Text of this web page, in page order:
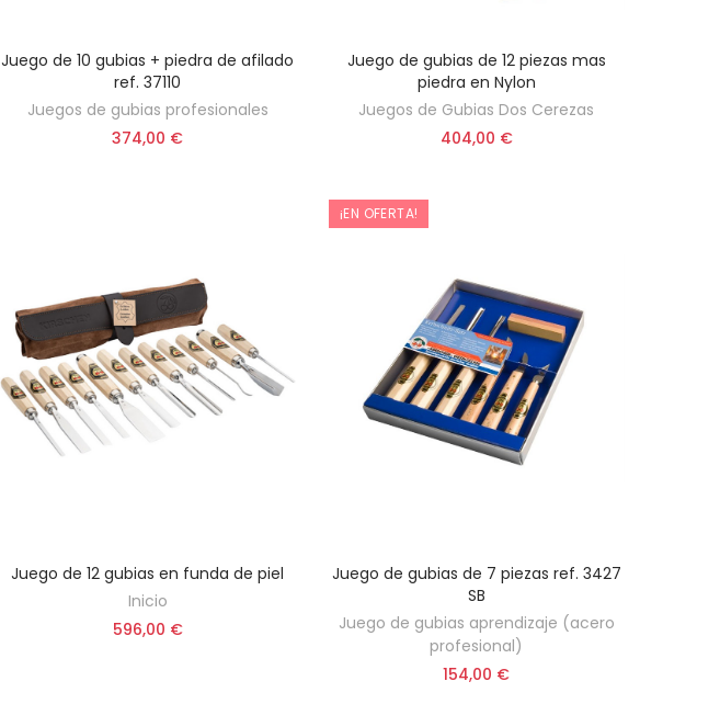
AÑADIR AL CARRITO
Juego de 10 gubias + piedra de afilado
ref. 37110
Juegos de gubias profesionales
374,00 €
AÑADIR AL CARRITO
Juego de gubias de 12 piezas mas
piedra en Nylon
Juegos de Gubias Dos Cerezas
404,00 €
AÑADIR AL CARRITO
Juego de 12 gubias en funda de piel
Inicio
596,00 €
¡EN OFERTA!
AÑADIR AL CARRITO
Juego de gubias de 7 piezas ref. 3427
SB
Juego de gubias aprendizaje (acero
profesional)
154,00 €